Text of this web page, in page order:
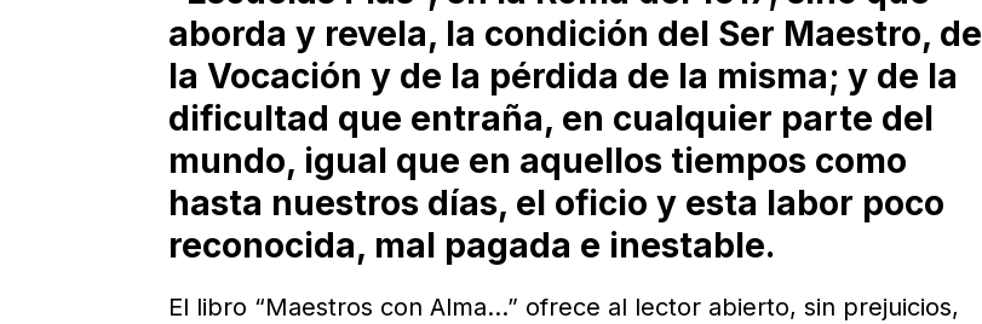
aborda y revela, la condición del Ser Maestro, de
la Vocación y de la pérdida de la misma; y de la
dificultad que entraña, en cualquier parte del
mundo, igual que en aquellos tiempos como
hasta nuestros días, el oficio y esta labor poco
reconocida, mal pagada e inestable.
El libro “Maestros con Alma…” ofrece al lector abierto, sin prejuicios,